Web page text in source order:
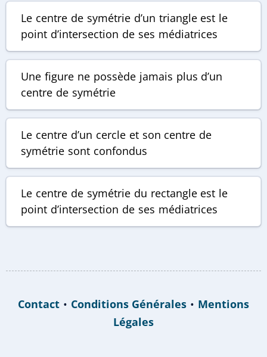
Le centre de symétrie d’un triangle est le
point d’intersection de ses médiatrices
Une figure ne possède jamais plus d’un
centre de symétrie
Le centre d’un cercle et son centre de
symétrie sont confondus
Le centre de symétrie du rectangle est le
point d’intersection de ses médiatrices
Contact• Conditions Générales • Mentions
Légales